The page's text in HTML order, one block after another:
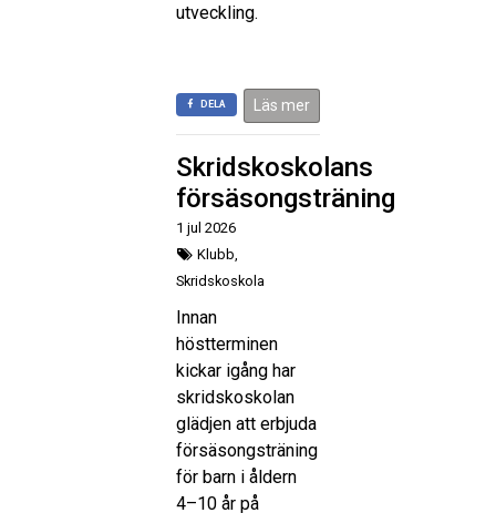
utveckling.
DELA Läs mer
Skridskoskolans
försäsongsträning
1 jul 2026
Klubb,
Skridskoskola
Innan
höstterminen
kickar igång har
skridskoskolan
glädjen att erbjuda
försäsongsträning
för barn i åldern
4–10 år på